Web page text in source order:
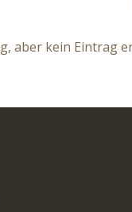
aber kein Eintrag